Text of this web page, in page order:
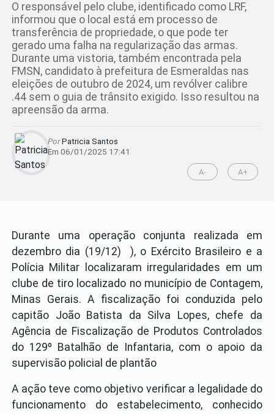
O responsável pelo clube, identificado como LRF,
informou que o local está em processo de
transferência de propriedade, o que pode ter
gerado uma falha na regularização das armas.
Durante uma vistoria, também encontrada pela
FMSN, candidato à prefeitura de Esmeraldas nas
eleições de outubro de 2024, um revólver calibre
.44 sem o guia de trânsito exigido. Isso resultou na
apreensão da arma.
PorPatricia Santos
Em 06/01/2025 17:41
A- A+
Durante uma operação conjunta realizada em
dezembro dia (19/12) ), o Exército Brasileiro e a
Polícia Militar localizaram irregularidades em um
clube de tiro localizado no município de Contagem,
Minas Gerais. A fiscalização foi conduzida pelo
capitão João Batista da Silva Lopes, chefe da
Agência de Fiscalização de Produtos Controlados
do 129º Batalhão de Infantaria, com o apoio da
supervisão policial de plantão
A ação teve como objetivo verificar a legalidade do
funcionamento do estabelecimento, conhecido